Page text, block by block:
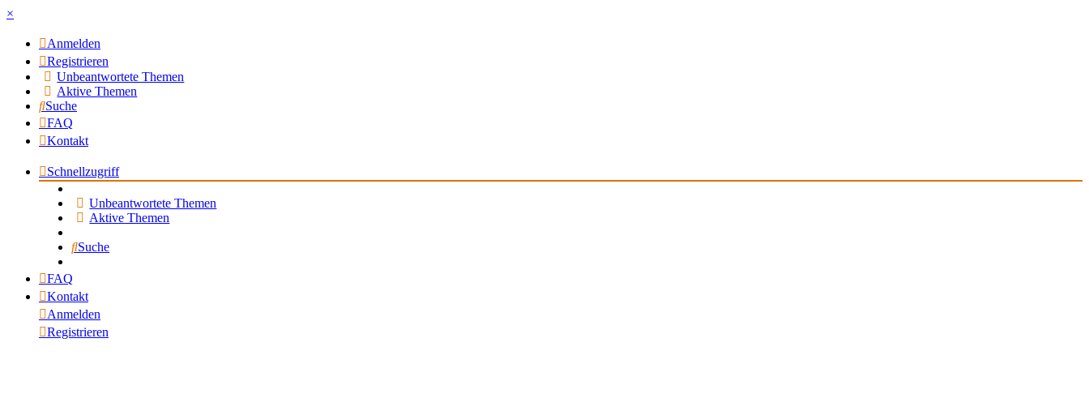
×
Anmelden
Registrieren
Unbeantwortete Themen
Aktive Themen
Suche
FAQ
Kontakt
Schnellzugriff
Unbeantwortete Themen
Aktive Themen
Suche
FAQ
Kontakt
Anmelden
Registrieren